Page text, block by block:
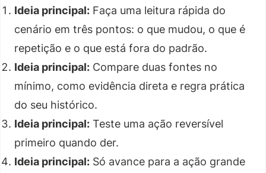
Ideia principal: Faça uma leitura rápida do
cenário em três pontos: o que mudou, o que é
repetição e o que está fora do padrão.
Ideia principal: Compare duas fontes no
mínimo, como evidência direta e regra prática
do seu histórico.
Ideia principal: Teste uma ação reversível
primeiro quando der.
Ideia principal: Só avance para a ação grande